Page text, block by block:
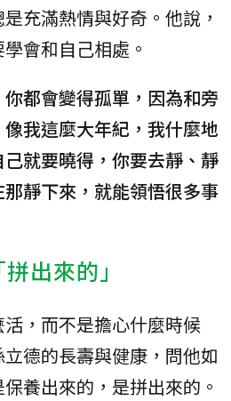
充滿熱情與好奇。他說，
會和自己相處。
你都會變得孤單，因為和旁
我這麼大年紀，我什麼地
就要曉得，你要去靜、靜
靜下來，就能領悟很多事
出來的」
活，而不是擔心什麼時候
德的長壽與健康，問他如
養出來的，是拼出來的。